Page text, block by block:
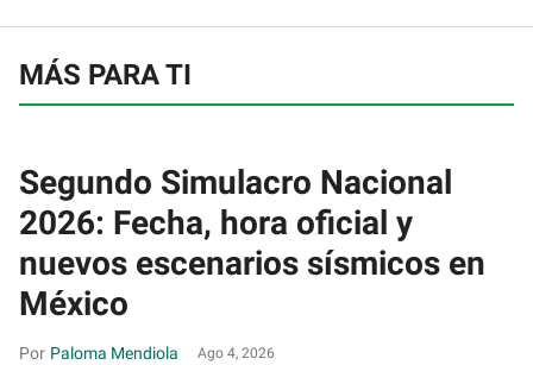
MÁS PARA TI
Segundo Simulacro Nacional
2026: Fecha, hora oficial y
nuevos escenarios sísmicos en
México
Paloma Mendiola Ago 4, 2026